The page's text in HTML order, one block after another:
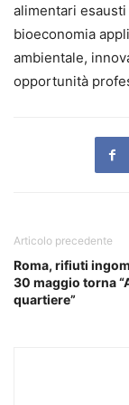
alimentari
bioeconomia
ambientale,
opportunità
Articolo precedente
Roma, rifiuti
30 maggio torna
quartiere”